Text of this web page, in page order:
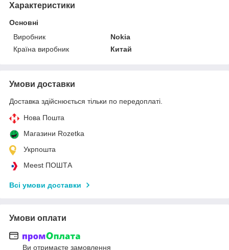
Характеристики
Основні
Виробник
Nokia
Країна виробник
Китай
Умови доставки
Доставка здійснюється тільки по передоплаті.
Нова Пошта
Магазини Rozetka
Укрпошта
Meest ПОШТА
Всі умови доставки
Умови оплати
Ви отримаєте замовлення